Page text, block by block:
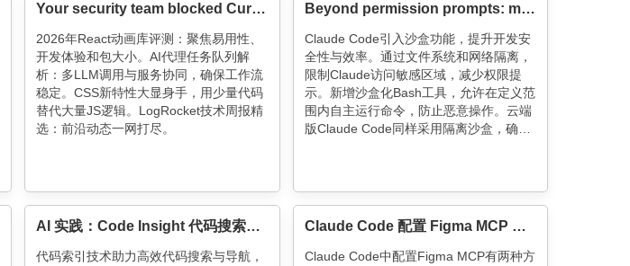
Your security team blocked Cursor and Claude Code—time to switch to OpenCode
2026年React动画库评测：聚焦易用性、
开发体验和包大小。AI代理任务队列解
析：多LLM调用与服务协同，确保工作流
稳定。CSS新特性大显身手，用少量代码
替代大量JS逻辑。LogRocket技术周报精
选：前沿动态一网打尽。
Beyond permission prompts: making Claude Code more secure and autonomous
Claude Code引入沙盒功能，提升开发安
全性与效率。通过文件系统和网络隔离，
限制Claude访问敏感区域，减少权限提
示。新增沙盒化Bash工具，允许在定义范
围内自主运行命令，防止恶意操作。云端
版Claude Code同样采用隔离沙盒，确保
AI 实践：Code Insight 代码搜索定位的实践分享
代码索引技术助力高效代码搜索与导航，
Claude Code 配置 Figma MCP 实战指南
Claude Code中配置Figma MCP有两种方